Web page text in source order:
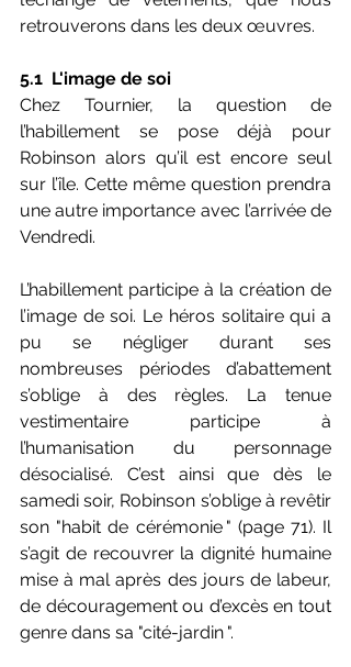
retrouverons dans les deux œuvres.
5.1  L'image de soi
Chez Tournier, la question de
l’habillement se pose déjà pour
Robinson alors qu’il est encore seul
sur l’île. Cette même question prendra
une autre importance avec l’arrivée de
Vendredi.
L’habillement participe à la création de
l’image de soi. Le héros solitaire qui a
pu se négliger durant ses
nombreuses périodes d’abattement
s’oblige à des règles. La tenue
vestimentaire participe à
l’humanisation du personnage
désocialisé. C’est ainsi que dès le
samedi soir, Robinson s’oblige à revêtir
son "habit de cérémonie " (page 71). Il
s’agit de recouvrer la dignité humaine
mise à mal après des jours de labeur,
de découragement ou d’excès en tout
genre dans sa "cité-jardin ".